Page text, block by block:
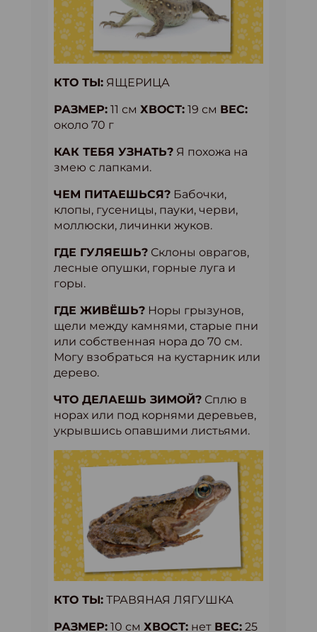
КТО ТЫ: ЯЩЕРИЦА
РАЗМЕР: 11 см ХВОСТ: 19 см ВЕС:
около 70 г
КАК ТЕБЯ УЗНАТЬ? Я похожа на
змею с лапками.
ЧЕМ ПИТАЕШЬСЯ? Бабочки,
клопы, гусеницы, пауки, черви,
моллюски, личинки жуков.
ГДЕ ГУЛЯЕШЬ? Склоны оврагов,
лесные опушки, горные луга и
горы.
ГДЕ ЖИВЁШЬ? Норы грызунов,
щели между камнями, старые пни
или собственная нора до 70 см.
Могу взобраться на кустарник или
дерево.
ЧТО ДЕЛАЕШЬ ЗИМОЙ? Сплю в
норах или под корнями деревьев,
укрывшись опавшими листьями.
КТО ТЫ: ТРАВЯНАЯ ЛЯГУШКА
РАЗМЕР: 10 см ХВОСТ: нет ВЕС: 25